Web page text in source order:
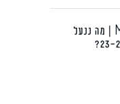
Must Have | מה ננעל